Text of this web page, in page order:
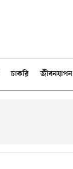
চাকরি জীবনযাপন